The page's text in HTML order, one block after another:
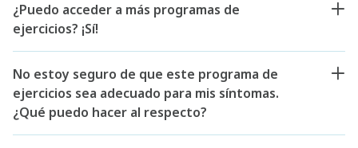
¿Puedo acceder a más programas de
ejercicios? ¡Sí!
No estoy seguro de que este programa de
ejercicios sea adecuado para mis síntomas.
¿Qué puedo hacer al respecto?